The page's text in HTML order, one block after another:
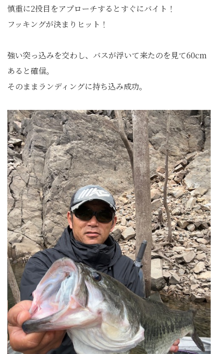
慎重に2投目をアプローチするとすぐにバイト！
フッキングが決まりヒット！
強い突っ込みを交わし、バスが浮いて来たのを見て60cm
あると確信。
そのままランディングに持ち込み成功。